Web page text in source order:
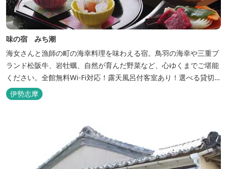
味の宿 みち潮
海女さんと漁師の町の海幸料理を味わえる宿。鳥羽の海幸や三重ブ
ランド松阪牛、岩牡蠣、自然が育んだ野菜など、心ゆくまでご堪能
ください。全館無料Wi-Fi対応！露天風呂付客室あり！選べる貸切
風呂も人気♪相差町内にはパワースポット石神さん（神明神社）あ
り！伊勢神宮・おかげ横丁まで最短40分！鳥羽十景にも選ばれた千
ない場所だからこそ、星空がき...
伊勢志摩